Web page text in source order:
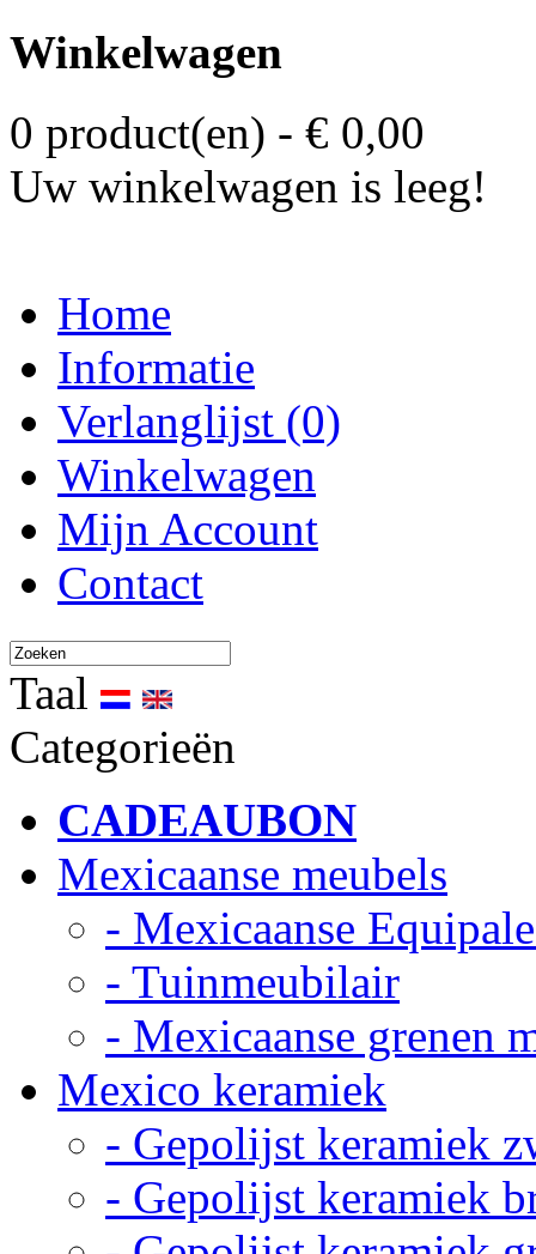
Winkelwagen
0 product(en) - € 0,00
Uw winkelwagen is leeg!
Home
Informatie
Verlanglijst (0)
Winkelwagen
Mijn Account
Contact
Taal
Categorieën
CADEAUBON
Mexicaanse meubels
- Mexicaanse
- Tuinmeubilair
- Mexicaanse grenen
Mexico keramiek
- Gepolijst keramiek
- Gepolijst keramiek